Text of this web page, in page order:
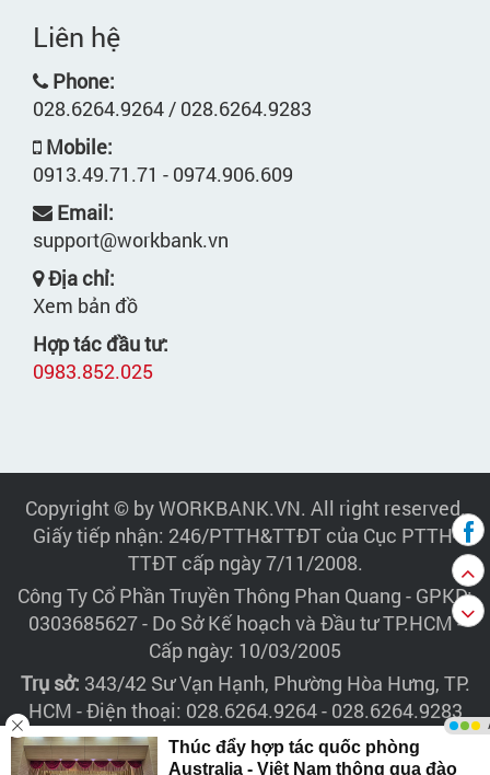
Liên hệ
Phone:
028.6264.9264 / 028.6264.9283
Mobile:
0913.49.71.71 - 0974.906.609
Email:
support@workbank.vn
Địa chỉ:
Xem bản đồ
Hợp tác đầu tư:
0983.852.025
Copyright © by WORKBANK.VN. All right reserved.
Giấy tiếp nhận: 246/PTTH&TTĐT của Cục PTTH-
TTĐT cấp ngày 7/11/2008.
Công Ty Cổ Phần Truyền Thông Phan Quang - GPKD:
0303685627 - Do Sở Kế hoạch và Đầu tư TP.HCM -
Cấp ngày: 10/03/2005
Trụ sở: 343/42 Sư Vạn Hạnh, Phường Hòa Hưng, TP.
HCM - Điện thoại: 028.6264.9264 - 028.6264.9283